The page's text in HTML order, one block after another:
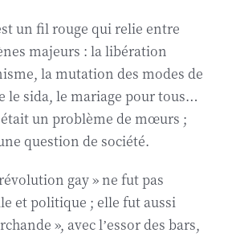
un fil rouge qui relie entre
majeurs : la libération
la mutation des modes de
le sida, le mariage pour tous…
un problème de mœurs ;
question de société.
gay » ne fut pas
et politique ; elle fut aussi
», avec l’essor des bars,